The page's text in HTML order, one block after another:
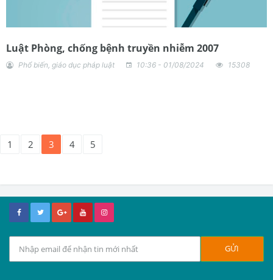
Luật Phòng, chống bệnh truyền nhiễm 2007
Phổ biến, giáo dục pháp luật 10:36 - 01/08/2024 15308
1 2 3 4 5